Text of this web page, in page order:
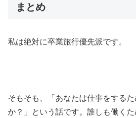
まとめ
私は絶対に卒業旅行優先派です。
そもそも、「あなたは仕事をする
か？」という話です。誰しも働く